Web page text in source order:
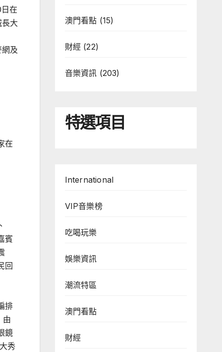
在
大
及
在
賓
回
排
由
鏡
秀
澳門看點 (15)
財經(22)
音樂資訊 (203)
特選項目
International
VIP音樂榜
吃喝玩樂
娛樂資訊
潮流特區
澳門看點
財經